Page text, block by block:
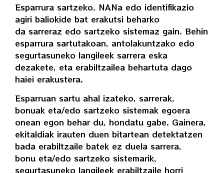
Esparrura sartzeko, NANa edo identifikazio
agiri baliokide bat erakutsi beharko
da sarreraz edo sartzeko sistemaz gain. Behin
esparrura sartutakoan, antolakuntzako edo
segurtasuneko langileek sarrera eska
dezakete, eta erabiltzailea behartuta dago
haiei erakustera.
Esparruan sartu ahal izateko, sarrerak,
bonuak eta/edo sartzeko sistemak egoera
onean egon behar du, hondatu gabe. Gainera,
ekitaldiak irauten duen bitartean detektatzen
bada erabiltzaile batek ez duela sarrera,
bonu eta/edo sartzeko sistemarik,
segurtasuneko langileek erabiltzaile horri